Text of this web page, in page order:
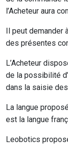
l’Acheteur aura
Il peut
des présentes
L’Acheteur
de la possibilité
dans la saisie
La langue
est la langue
Leobotics